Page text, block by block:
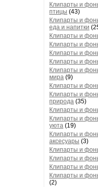
Клипарты и
птицы (43)
Клипарты и
еда и напитки
Клипарты и
Клипарты и
Клипарты и
Клипарты и
Клипарты и
мира (9)
Клипарты и
Клипарты и
природа (35)
Клипарты и
Клипарты и
уюта (19)
Клипарты и
аксесуары (3)
Клипарты и
Клипарты и
Клипарты и
Клипарты и
(2)